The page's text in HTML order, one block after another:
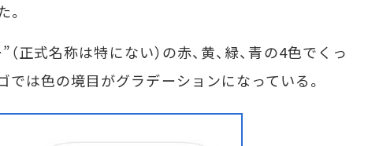
式名称は特にない）の赤、黄、緑、青の4色でくっ
では色の境目がグラデーションになっている。